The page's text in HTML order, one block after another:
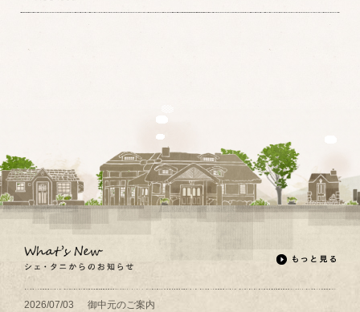
2026/07/03 御中元のご案内